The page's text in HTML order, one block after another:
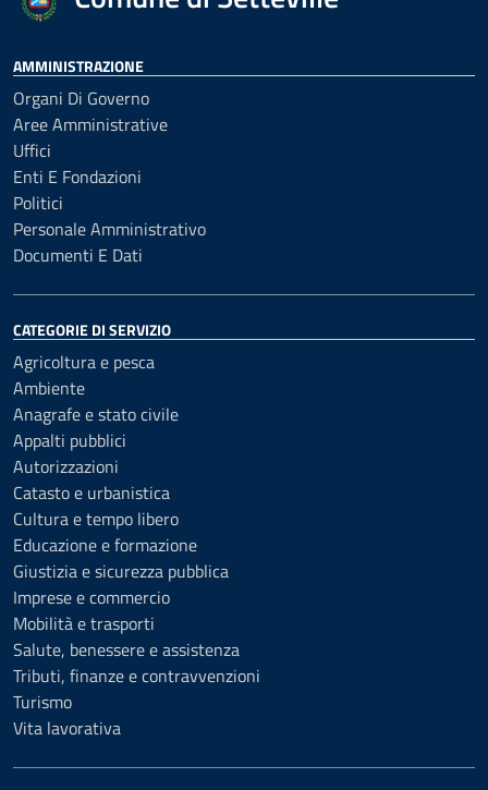
AMMINISTRAZIONE
Organi Di Governo
Aree Amministrative
Uffici
Enti E Fondazioni
Politici
Personale Amministrativo
Documenti E Dati
CATEGORIE DI SERVIZIO
Agricoltura e pesca
Ambiente
Anagrafe e stato civile
Appalti pubblici
Autorizzazioni
Catasto e urbanistica
Cultura e tempo libero
Educazione e formazione
Giustizia e sicurezza pubblica
Imprese e commercio
Mobilità e trasporti
Salute, benessere e assistenza
Tributi, finanze e contravvenzioni
Turismo
Vita lavorativa